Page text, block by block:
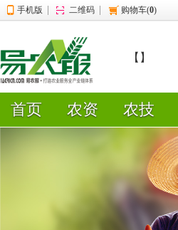
手机版 二维码 购物车(0)
【】
首页 农资 农技